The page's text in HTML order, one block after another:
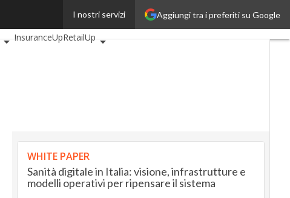
Aggiungi tra i preferiti su Google
I nostri servizi
InsuranceUpRetailUp
WHITE PAPER
Sanità digitale in Italia: visione, infrastrutture e
modelli operativi per ripensare il sistema